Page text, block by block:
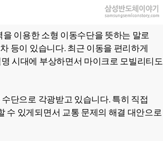
이용한 소형 이동수단을 뜻하는 말로
등이 있습니다. 최근 이동을 편리하게
시대에 부상하면서 마이크로 모빌리티도
단으로 각광받고 있습니다. 특히 직접
수 있게되면서 교통 문제의 해결 대안으로